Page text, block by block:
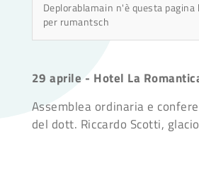
Deplorablamain n'è questa pagina
per rumantsch
29 aprile - Hotel La
Assemblea ordinaria e
del dott. Riccardo Scotti,